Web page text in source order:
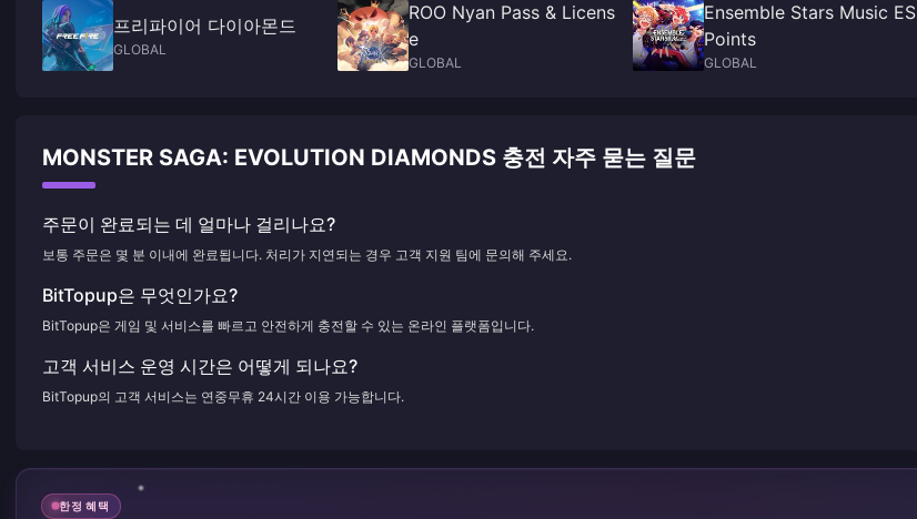
프리파이어 다이아몬드
GLOBAL
ROO Nyan Pass & Licens
e
GLOBAL
Ensemble Stars Music ES
Points
GLOBAL
MONSTER SAGA: EVOLUTION DIAMONDS 충전 자주 묻는 질문
주문이 완료되는 데 얼마나 걸리나요?
보통 주문은 몇 분 이내에 완료됩니다. 처리가 지연되는 경우 고객 지원 팀에 문의해 주세요.
BitTopup은 무엇인가요?
BitTopup은 게임 및 서비스를 빠르고 안전하게 충전할 수 있는 온라인 플랫폼입니다.
고객 서비스 운영 시간은 어떻게 되나요?
BitTopup의 고객 서비스는 연중무휴 24시간 이용 가능합니다.
한정 혜택